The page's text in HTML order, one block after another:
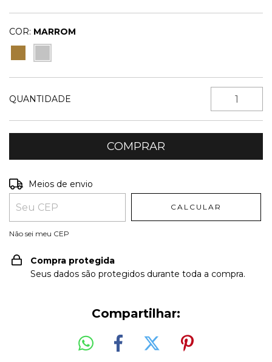
COR: MARROM
QUANTIDADE
Entregas para o CEP:
Meios de envio
CALCULAR
Não sei meu CEP
Compra protegida
Seus dados são protegidos durante toda a compra.
Compartilhar: